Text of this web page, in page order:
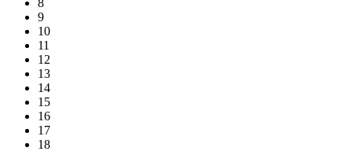
9
10
11
12
13
14
15
16
17
18